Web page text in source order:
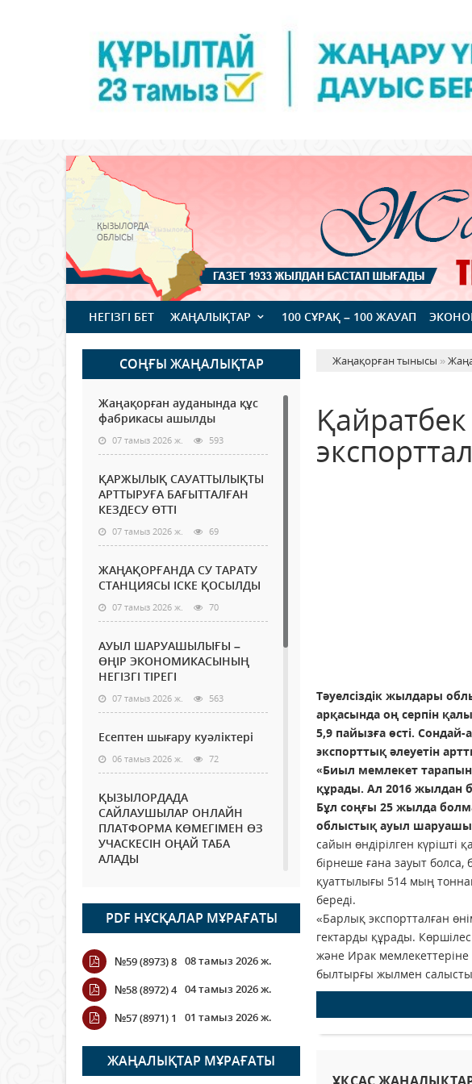
НЕГІЗГІ БЕТ ЖАҢАЛЫҚТАР 100 СҰРАҚ – 100 ЖАУАП
СОҢҒЫ ЖАҢАЛЫҚТАР
Жаңақорған ауданында құс
фабрикасы ашылды
07 тамыз 2026 ж. 593
ҚАРЖЫЛЫҚ САУАТТЫЛЫҚТЫ
АРТТЫРУҒА БАҒЫТТАЛҒАН
КЕЗДЕСУ ӨТТІ
07 тамыз 2026 ж. 69
ЖАҢАҚОРҒАНДА СУ ТАРАТУ
СТАНЦИЯСЫ ІСКЕ ҚОСЫЛДЫ
07 тамыз 2026 ж. 70
АУЫЛ ШАРУАШЫЛЫҒЫ –
ӨҢІР ЭКОНОМИКАСЫНЫҢ
НЕГІЗГІ ТІРЕГІ
07 тамыз 2026 ж. 563
Есептен шығару куәліктері
06 тамыз 2026 ж. 72
ҚЫЗЫЛОРДАДА
САЙЛАУШЫЛАР ОНЛАЙН
ПЛАТФОРМА КӨМЕГІМЕН ӨЗ
УЧАСКЕСІН ОҢАЙ ТАБА
АЛАДЫ
Open Air: Қызылорда
облысы полиция
департаменті 20 мыңнан
астам көрерменнің
қауіпсіздігін қамтамасыз етті
ҚАЛАЙ ӨТЕДІ?
06 тамыз 2026 ж. 262
PDF НҰСҚАЛАР МҰРАҒАТЫ
№59 (8973) 8 08 тамыз 2026 ж.
№58 (8972) 4 04 тамыз 2026 ж.
№57 (8971) 1
01 тамыз 2026 ж.
ЖАҢАЛЫҚТАР МҰРАҒАТЫ
Жаңақорған тынысы »
Тәуелсіздік жылдары
арқасында оң серпін
5,9 пайызға өсті.
экспорттық әлеуетін
«Биыл мемлекет
құрады. Ал 2016 жылдан
Бұл соңғы 25 жылда
облыстық ауыл
сайын өндірілген күрішті
бірнеше ғана зауыт болса,
қуаттылығы 514 мың
береді.
«Барлық экспортталған
гектарды құрады.
және Ирак мемлекеттеріне
былтырғы жылмен